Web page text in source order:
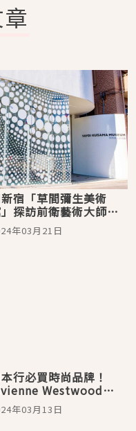
宿「草間彌生美術
探訪前衛藝術大師的
圓點宇宙
年03月21日
行必買時尚品牌！
Westwood
LABEL Concept
LAFORET原宿店推
年03月13日